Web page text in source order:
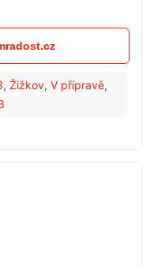
, Žižkov, V přípravě,